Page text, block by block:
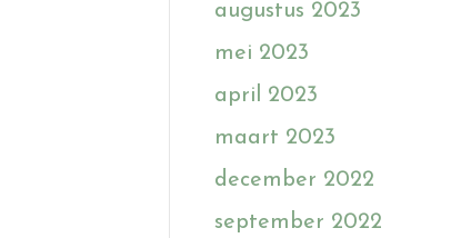
augustus 2023
mei 2023
april 2023
maart 2023
december 2022
september 2022